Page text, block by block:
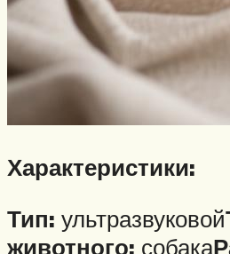
Характеристики:
Тип: ультразвуковой
животного: собака